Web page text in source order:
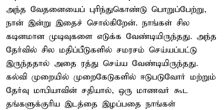
அந்த வேதனையைப் புரிந்துகொண்டு பொறுப்பேற்று,
நான் இன்று இதைச் சொல்கிறேன். நாங்கள் சில
கடினமான முடிவுகளை எடுக்க வேண்டியிருந்தது. அந்த
தேர்வில் சில மதிப்பீடுகளில் சமரசம் செய்யப்பட்டு
இருந்ததால் அதை ரத்து செய்ய வேண்டியிருந்தது.
கல்வி முறையில் முறைகேடுகளில் ஈடுபடுவோர் மற்றும்
தேர்வு மாபியாவின் சதியால், ஒரு மாணவர் கூட
தங்களுக்குரிய இடத்தை இழப்பதை நாங்கள்